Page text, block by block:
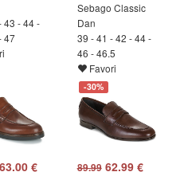
43 - 44 -
47
Sebago Classic
Dan
39 - 41 - 42 - 44 -
46 - 46.5
Favori
€
-30%
89.9962.99 €